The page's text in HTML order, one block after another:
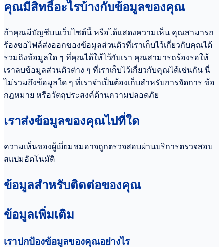
คุณมีสิทธิ์อะไรบ้างกับข้อมูลของคุณ
ถ้าคุณมีบัญชีบนเว็บไซต์นี้ หรือได้แสดงความเห็น คุณสามารถ
ร้องขอไฟล์ส่งออกของข้อมูลส่วนตัวที่เราเก็บไว้เกี่ยวกับคุณได้
รวมถึงข้อมูลใด ๆ ที่คุณได้ให้ไว้กับเรา คุณสามารถร้องรอให้
เราลบข้อมูลส่วนตัวต่าง ๆ ที่เราเก็บไว้เกี่ยวกับคุณได้เช่นกัน นี่
ไม่รวมถึงข้อมูลใด ๆ ที่เราจำเป็นต้องเก็บสำหรับการจัดการ ข้อ
กฎหมาย หรือวัตถุประสงค์ด้านความปลอดภัย
เราส่งข้อมูลของคุณไปที่ใด
ความเห็นของผู้เยี่ยมชมอาจถูกตรวจสอบผ่านบริการตรวจสอบ
สแปมอัตโนมัติ
ข้อมูลสำหรับติดต่อของคุณ
ข้อมูลเพิ่มเติม
เราปกป้องข้อมูลของคุณอย่างไร